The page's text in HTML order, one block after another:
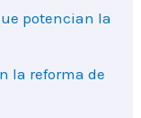
potencian la
la reforma de